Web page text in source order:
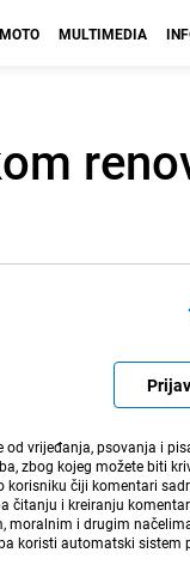
MULTIMEDIA
vrijeđanja, psovanja i
zbog kojeg možete biti
čiji komentari
čitanju i kreiranju
i drugim
koristi automatski sistem